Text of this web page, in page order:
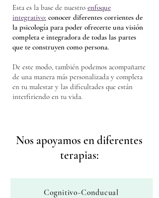
Esta es la base de nuestro enfoque
integrativo: conocer diferentes corrientes de
la psicología para poder ofrecerte una visión
completa e integradora de todas las partes
que te construyen como persona.
De este modo, también podemos acompañarte
de una manera más personalizada y completa
en tu malestar y las dificultades que están
interfiriendo en tu vida.
Nos apoyamos en diferentes
terapias:
Cognitivo-Conducual